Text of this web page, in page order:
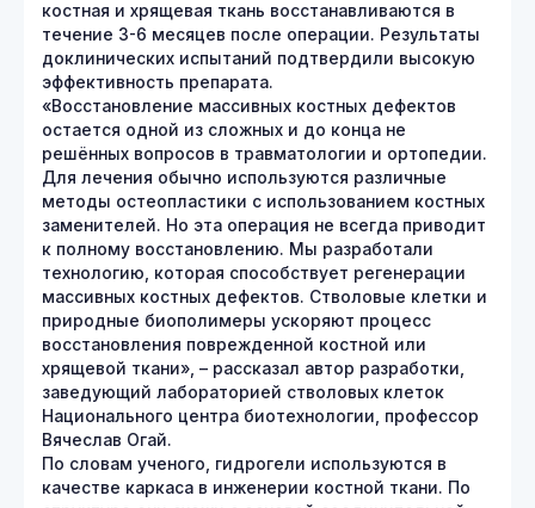
костная и хрящевая ткань восстанавливаются в
течение 3-6 месяцев после операции. Результаты
доклинических испытаний подтвердили высокую
эффективность препарата.
«Восстановление массивных костных дефектов
остается одной из сложных и до конца не
решённых вопросов в травматологии и ортопедии.
Для лечения обычно используются различные
методы остеопластики с использованием костных
заменителей. Но эта операция не всегда приводит
к полному восстановлению. Мы разработали
технологию, которая способствует регенерации
массивных костных дефектов. Стволовые клетки и
природные биополимеры ускоряют процесс
восстановления поврежденной костной или
хрящевой ткани», – рассказал автор разработки,
заведующий лабораторией стволовых клеток
Национального центра биотехнологии, профессор
Вячеслав Огай.
По словам ученого, гидрогели используются в
качестве каркаса в инженерии костной ткани. По